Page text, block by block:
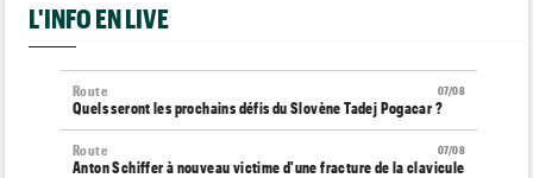
L'INFO EN LIVE
07/08
Route
Quels seront les prochains défis du Slovène Tadej Pogacar ?
07/08
Route
Anton Schiffer à nouveau victime d'une fracture de la clavicule